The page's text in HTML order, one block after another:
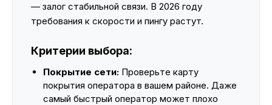
— залог стабильной связи. В 2026 году
требования к скорости и пингу растут.
Критерии выбора:
Покрытие сети: Проверьте карту
покрытия оператора в вашем районе. Даже
самый быстрый оператор может плохо